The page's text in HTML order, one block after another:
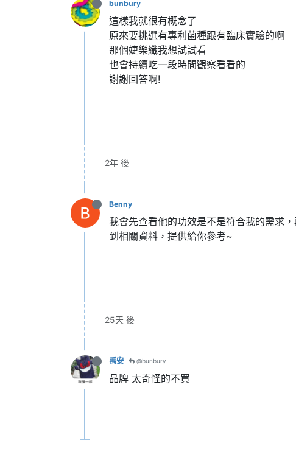
bunbury
這樣我就很有概念了
原來要挑選有專利菌種跟有臨床實驗的啊
那個婕樂纖我想試試看
也會持續吃一段時間觀察看看的
謝謝回答啊!
2年 後
Benny
我會先查看他的功效是不是符合我的需求，
到相關資料，提供給你參考~
25天 後
禹安 @bunbury
品牌 太奇怪的不買